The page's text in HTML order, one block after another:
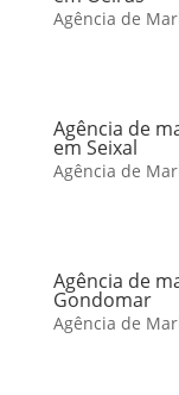
Agência de
Agência de
em Seixal
Agência de
Agência de
Gondomar
Agência de